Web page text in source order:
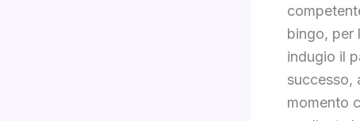
bingo, per
indugio il
successo,
momento